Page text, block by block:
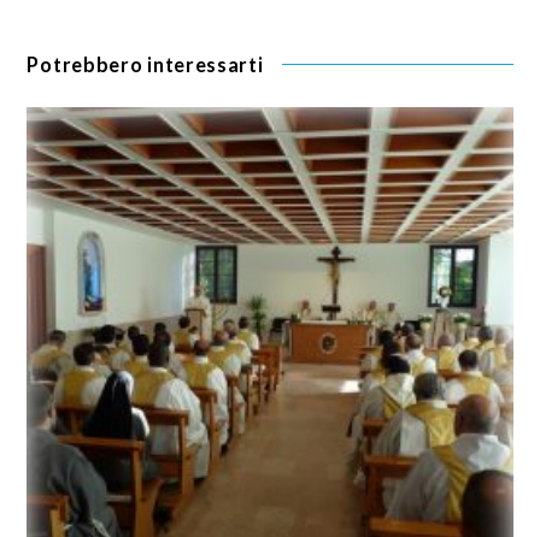
Potrebbero interessarti